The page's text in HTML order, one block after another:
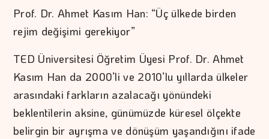
Prof. Dr. Ahmet Kasım Han: “Üç ülkede birden
rejim değişimi gerekiyor”
TED Üniversitesi Öğretim Üyesi Prof. Dr. Ahmet
Kasım Han da 2000’li ve 2010’lu yıllarda ülkeler
arasındaki farkların azalacağı yönündeki
beklentilerin aksine, günümüzde küresel ölçekte
belirgin bir ayrışma ve dönüşüm yaşandığını ifade